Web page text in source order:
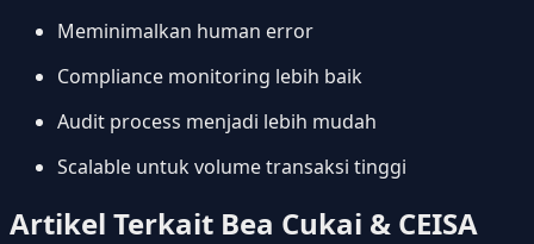
Meminimalkan human error
Compliance monitoring lebih baik
Audit process menjadi lebih mudah
Scalable untuk volume transaksi tinggi
Artikel Terkait Bea Cukai & CEISA